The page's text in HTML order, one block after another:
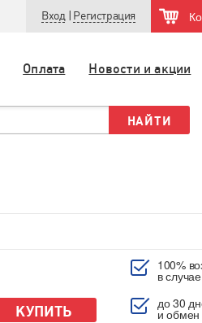
Вход Регистрация
Оплата Новости и акции
КУПИТЬ
100%
в
до 30
и обмен